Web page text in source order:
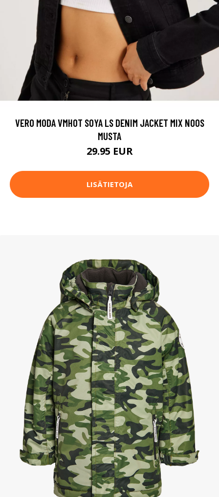
VERO MODA VMHOT SOYA LS DENIM JACKET MIX NOOS
MUSTA
29.95 EUR
LISÄTIETOJA